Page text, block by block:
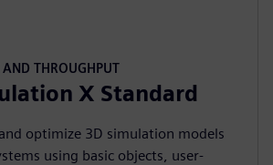
THROUGHPUT
X Standard
optimize 3D simulation models
using basic objects, user-